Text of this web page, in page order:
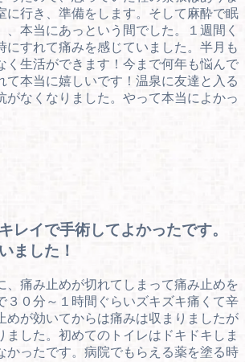
に行き、準備をします。そして麻酔で眠
、本当にあっという間でした。１週間く
にすれて痛みを感じていました。半月も
く生活ができます！今まで何年も悩んで
て本当に嬉しいです！温泉に友達と入る
がなくなりました。やって本当によかっ
レイで手術してよかったです。
ました！
、痛み止めが切れてしまって痛み止めを
３０分～１時間ぐらいズキズキ痛くて辛
めが効いてからは痛みは収まりましたが
ました。初めてのトイレはドキドキしま
かったです。病院でもらえる薬を塗る時